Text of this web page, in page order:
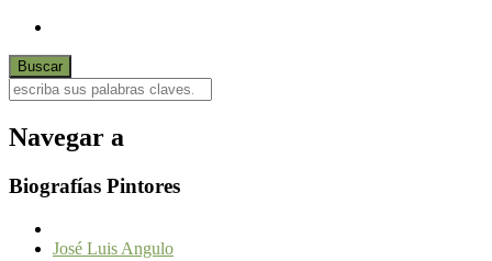
Navegar a
Biografías Pintores
José Luis Angulo